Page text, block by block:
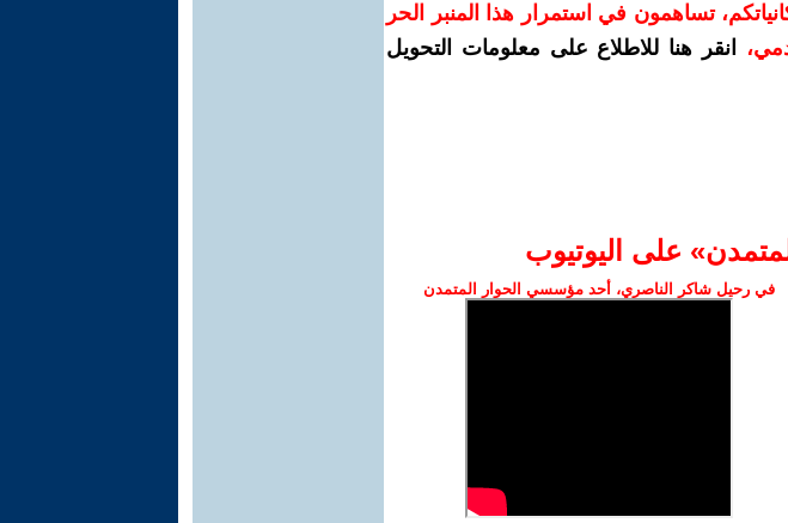
إمكانياتكم، تساهمون في استمرار هذا المنبر الحر
،
انقر هنا للاطلاع على معلومات التحويل
على اليوتيوب
في رحيل شاكر الناصري، أحد مؤسسي الحوار المتمدن